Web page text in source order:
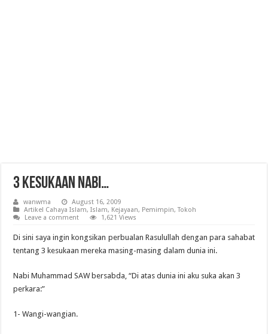
3 Kesukaan Nabi…
wanwma
August 16, 2009
Artikel Cahaya Islam,Islam, Kejayaan, Pemimpin,Tokoh
Leave a comment
1,621 Views
Di sini saya ingin kongsikan perbualan Rasulullah dengan para sahabat
tentang 3 kesukaan mereka masing-masing dalam dunia ini.
Nabi Muhammad SAW bersabda, “Di atas dunia ini aku suka akan 3
perkara:”
1- Wangi-wangian.